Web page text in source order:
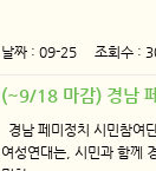
날짜 : 09-25 조회수 :
(~9/18 마감) 경남
경남 페미정치 시민참여
여성연대는, 시민과 함께